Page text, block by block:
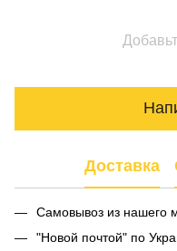
Доставка
Самовывоз из нашего
"Новой почтой" по